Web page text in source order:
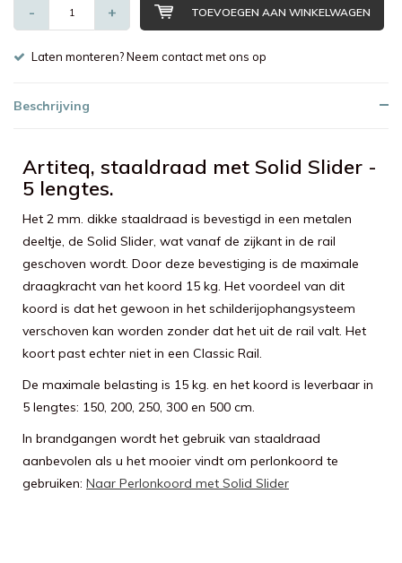
- + TOEVOEGEN AAN WINKELWAGEN
Laten monteren? Neem contact met ons op
Beschrijving
Artiteq, staaldraad met Solid Slider -
5 lengtes.
Het 2 mm. dikke staaldraad is bevestigd in een metalen
deeltje, de Solid Slider, wat vanaf de zijkant in de rail
geschoven wordt. Door deze bevestiging is de maximale
draagkracht van het koord 15 kg. Het voordeel van dit
koord is dat het gewoon in het schilderijophangsysteem
verschoven kan worden zonder dat het uit de rail valt. Het
koort past echter niet in een Classic Rail.
De maximale belasting is 15 kg. en het koord is leverbaar in
5 lengtes: 150, 200, 250, 300 en 500 cm.
In brandgangen wordt het gebruik van staaldraad
aanbevolen als u het mooier vindt om perlonkoord te
gebruiken: Naar Perlonkoord met Solid Slider